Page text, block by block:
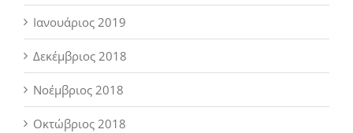
Ιανουάριος 2019
Δεκέμβριος 2018
Νοέμβριος 2018
Οκτώβριος 2018